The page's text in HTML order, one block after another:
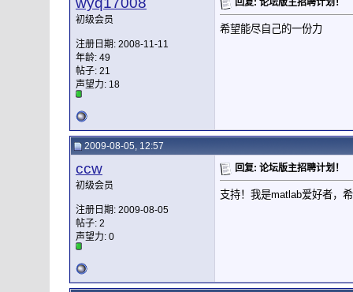
初级会员
注册日期: 2008-11-11
年龄: 49
帖子: 21
声望力: 18
回复: 论坛版主招聘计划！
希望能尽自己的一份力
2009-08-05, 12:57
ccw
初级会员
注册日期: 2009-08-05
帖子: 2
声望力: 0
回复: 论坛版主招聘计划！
支持！我是matlab爱好者，